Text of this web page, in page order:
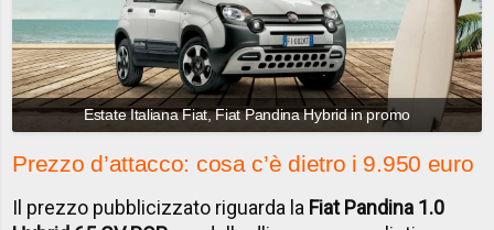
Estate Italiana Fiat, Fiat Pandina Hybrid in promo
Prezzo d’attacco: cosa c’è dietro i 9.950 euro
Il prezzo pubblicizzato riguarda la Fiat Pandina 1.0